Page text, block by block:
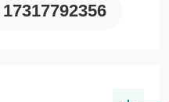
17317792356